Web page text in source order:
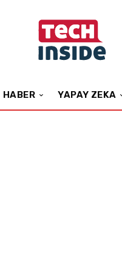
HABER YAPAY ZEKA